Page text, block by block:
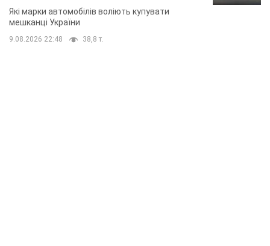
Які марки автомобілів воліють купувати
мешканці України
9.08.2026 22:48 38,8 т.